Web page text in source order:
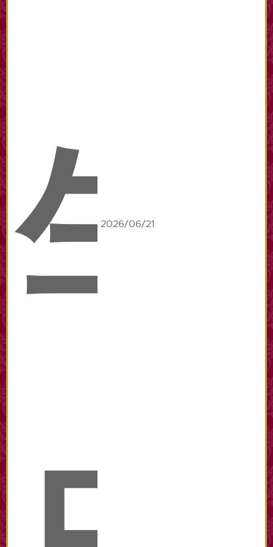
生
2026/06/21